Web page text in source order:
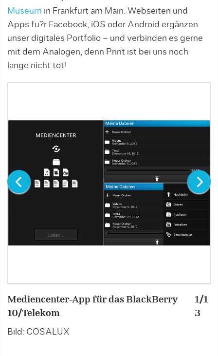
Museum in Frankfurt am Main. Webseiten und
Apps fu?r Facebook, iOS oder Android ergänzen
unser digitales Portfolio – und verbinden es gerne
mit dem Analogen, denn Print ist bei uns noch
lange nicht tot!
Mediencenter-App für das BlackBerry
10/Telekom
Bild: COSALUX
1/1
3